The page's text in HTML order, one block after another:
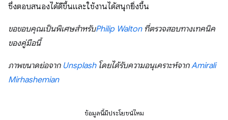
ซึ่งตอบสนองได้ดีขึ้นและใช้งานได้สนุกยิ่งขึ้น
ขอขอบคุณเป็นพิเศษสำหรับPhilip Waltonที่ตรวจสอบทางเทคนิค
ของคู่มือนี้
ภาพขนาดย่อจาก Unsplashโดยได้รับความอนุเคราะห์จากAmirali
Mirhashemian
ข้อมูลนี้มีประโยชน์ไหม